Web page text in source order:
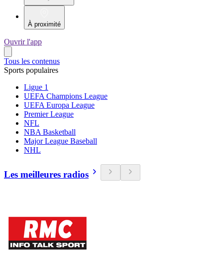
À proximité
Ouvrir l'app
Tous les contenus
Sports populaires
Ligue 1
UEFA Champions League
UEFA Europa League
Premier League
NFL
NBA Basketball
Major League Baseball
NHL
Les meilleures radios